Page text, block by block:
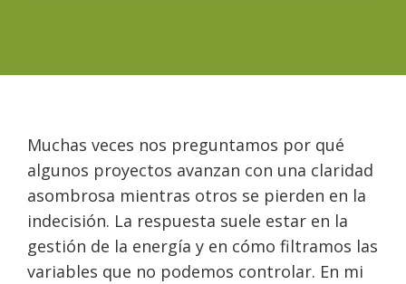
Muchas veces nos preguntamos por qué
algunos proyectos avanzan con una claridad
asombrosa mientras otros se pierden en la
indecisión. La respuesta suele estar en la
gestión de la energía y en cómo filtramos las
variables que no podemos controlar. En mi